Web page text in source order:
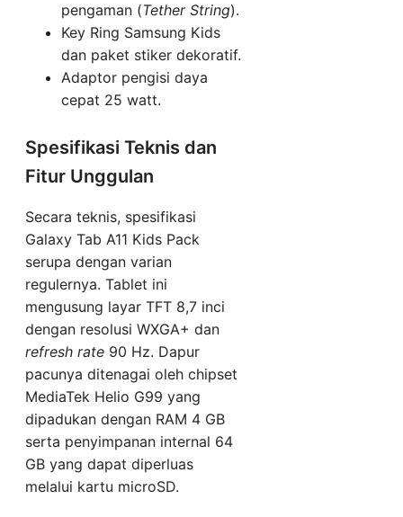
pengaman (Tether String).
Key Ring Samsung Kids
dan paket stiker dekoratif.
Adaptor pengisi daya
cepat 25 watt.
Spesifikasi Teknis dan
Fitur Unggulan
Secara teknis, spesifikasi
Galaxy Tab A11 Kids Pack
serupa dengan varian
regulernya. Tablet ini
mengusung layar TFT 8,7 inci
dengan resolusi WXGA+ dan
refresh rate 90 Hz. Dapur
pacunya ditenagai oleh chipset
MediaTek Helio G99 yang
dipadukan dengan RAM 4 GB
serta penyimpanan internal 64
GB yang dapat diperluas
melalui kartu microSD.